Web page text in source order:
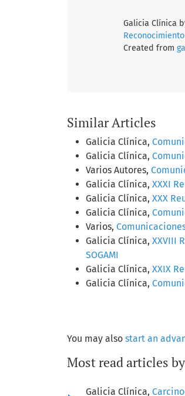
Galicia Clínica
Created from
Similar Articles
Galicia Clínica,
Galicia Clínica,
Varios Autores,
Galicia Clínica, XXXI
Galicia Clínica, XXX
Galicia Clínica,
Varios,
Galicia Clínica, XXVIII
SOGAMI
Galicia Clínica, XXIX
Galicia Clínica,
You may also start an
Most read articles
Galicia Clínica,